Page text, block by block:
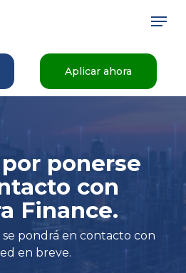
Aplicar ahora
ponerse
con
Finance.
pondrá en contacto con
en breve.
Menu